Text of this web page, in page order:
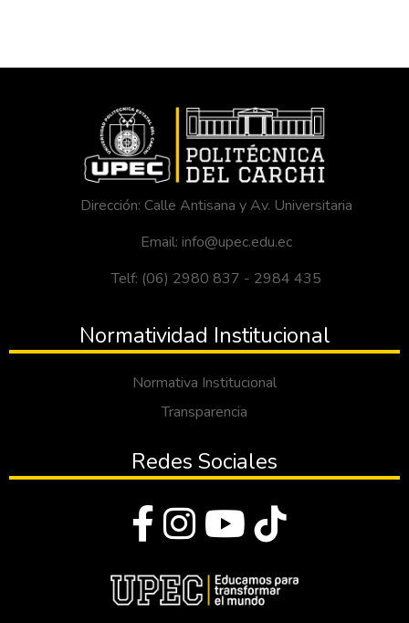
Dirección: Calle Antisana y Av. Universitaria
Email: info@upec.edu.ec
Telf: (06) 2980 837 - 2984 435
Normatividad Institucional
Normativa Institucional
Transparencia
Redes Sociales